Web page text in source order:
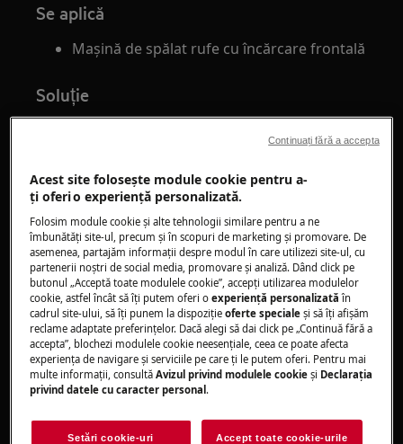
Se aplică
Mașină de spălat rufe cu încărcare frontală
Soluție
nivelat. Slăbiți sau strângeți picioarele
pentru a regla nivelul.
Folosiți un nivel cu bulă pentru a verifica
dacă mașina de spălat este perfect dreaptă
și sprijinită uniform pe toate picioarele.
Aparatul trebuie să stea stabil pe o podea
plană și dură.
Picioarele pot fi reglate folosind o cheie.
Este important ca aparatul să nu se clatine.
În caz contrar, va vibra în timpul ciclului de
centrifugare.
de spălat nu este nivelată.
Acest site folosește module cookie pentru a-
ţi oferi o experienţă personalizată.
Folosim module cookie și alte tehnologii similare pentru a ne
îmbunătăţi site-ul, precum și în scopuri de marketing și promovare. De
asemenea, partajăm informaţii despre modul în care utilizezi site-ul, cu
partenerii noștri de social media, promovare și analiză. Dând click pe
butonul „Acceptă toate modulele cookie”, accepţi utilizarea modulelor
cookie, astfel încât să îţi putem oferi oexperienţă personalizată în
cadrul site-ului, să îţi punem la dispoziţieoferte speciale și să îţi afișăm
reclame adaptate preferinţelor. Dacă alegi să dai click pe „Continuă fără a
accepta”, blochezi modulele cookie neesenţiale, ceea ce poate afecta
experienţa de navigare și serviciile pe care ţi le putem oferi. Pentru mai
multe informaţii, consultăAvizul privind modulele cookie și Declaraţia
privind datele cu caracter personal.
Setări cookie-uri Accept toate cookie-urile
Continuați fără a accepta